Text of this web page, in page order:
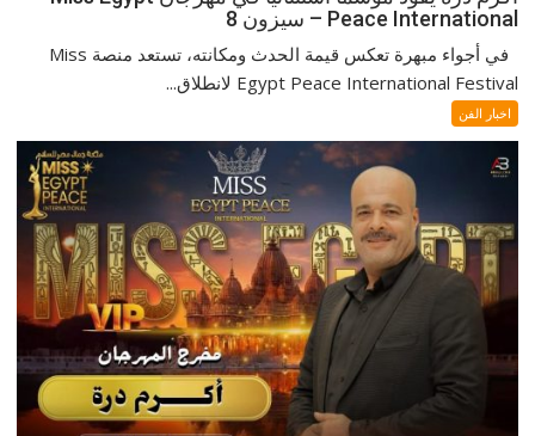
Peace International – سيزون 8
في أجواء مبهرة تعكس قيمة الحدث ومكانته، تستعد منصة Miss
Egypt Peace International Festival لانطلاق...
اخبار الفن